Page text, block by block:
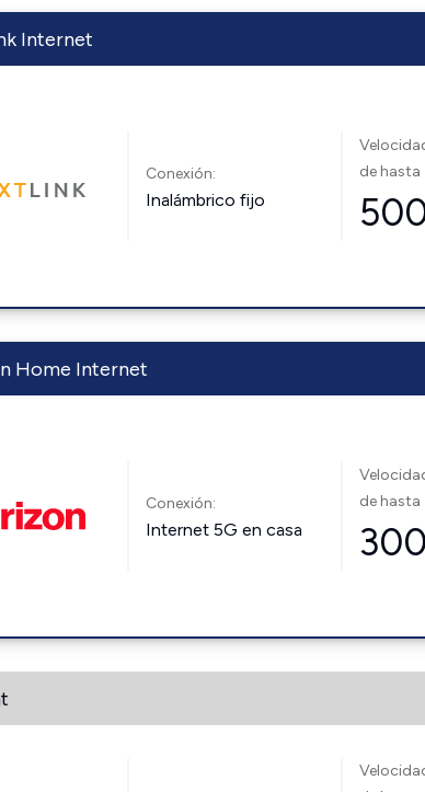
Internet
Conexión:
Inalámbrico fijo
de hasta
Home Internet
Conexión:
Internet 5G en casa
de hasta
300